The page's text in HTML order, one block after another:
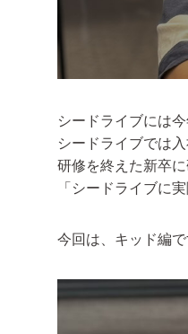
シードライブには
シードライブでは
研修を終えた新卒に
「シードライブに
今回は、キッド編で